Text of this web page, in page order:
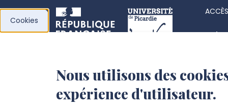
l’Université de
Picardie Jules Verne
Cookies
Nous utilisons des
expérience d'utilisateur.